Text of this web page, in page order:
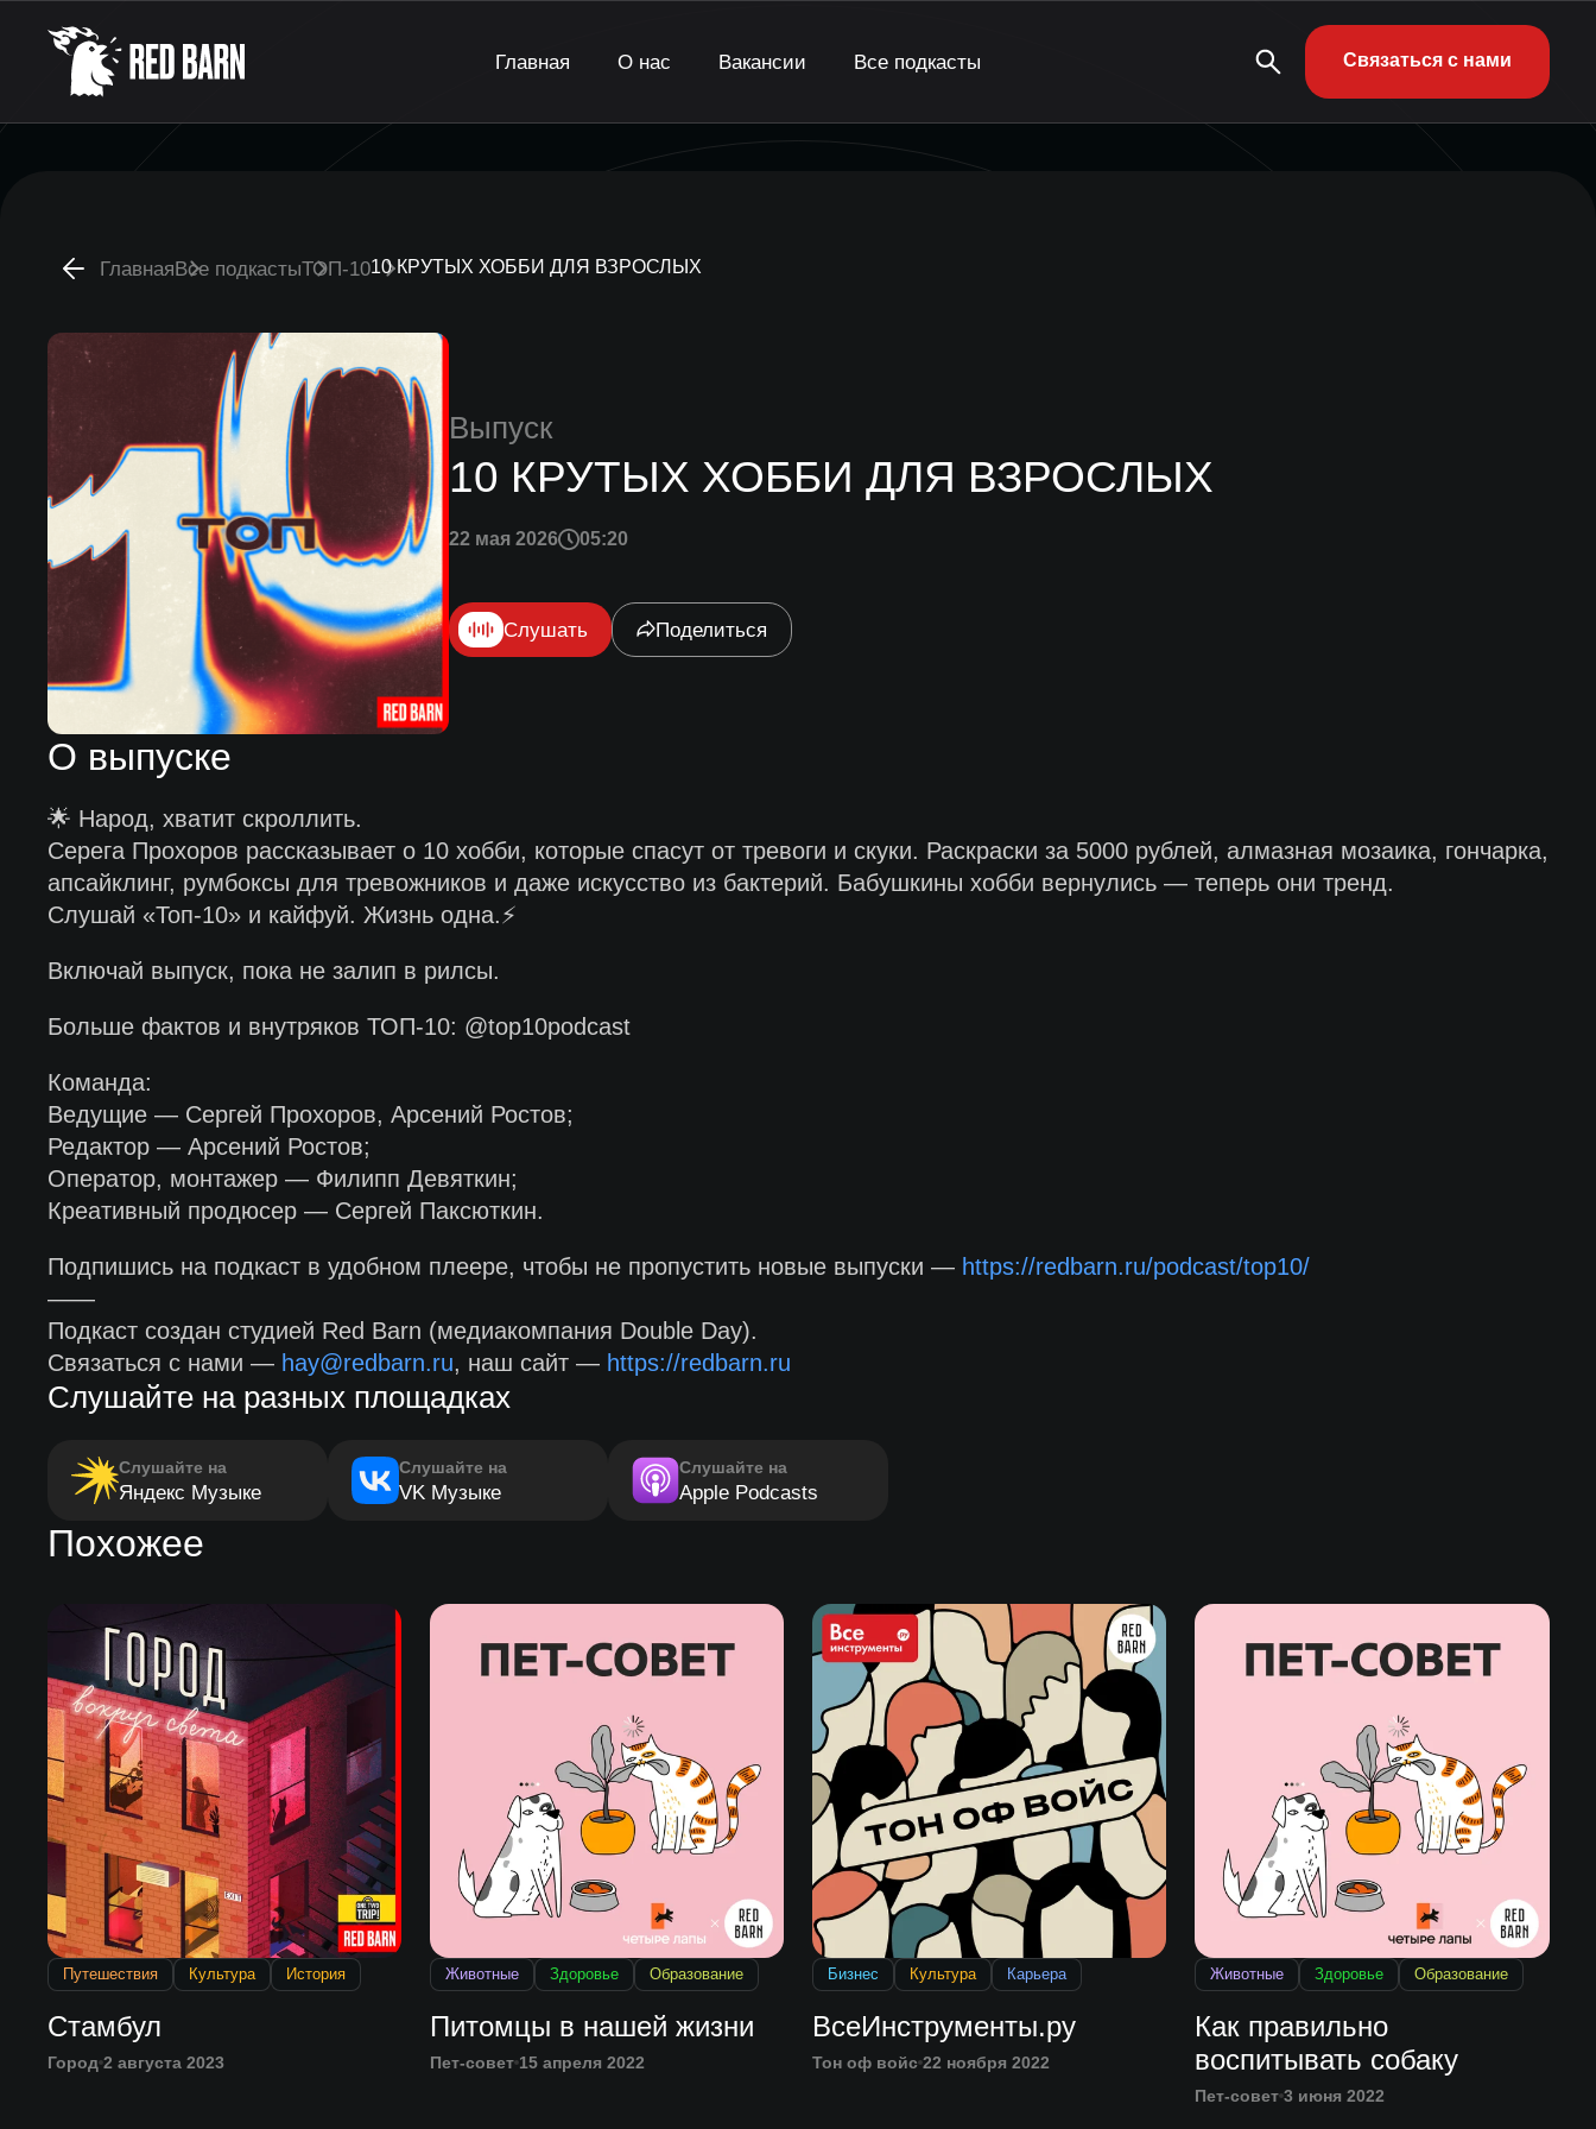
Главная О нас Вакансии Все подкасты Связаться с нами
ГлавнаяВсе подкастыТОП-1010 КРУТЫХ ХОББИ ДЛЯ ВЗРОСЛЫХ
Выпуск
10 КРУТЫХ ХОББИ ДЛЯ ВЗРОСЛЫХ
22 мая 2026 05:20
Слушать Поделиться
О выпуске
🌟 Народ, хватит скроллить.
Серега Прохоров рассказывает о 10 хобби, которые спасут от тревоги и скуки. Раскраски за 5000 рублей, алмазная мозаика, гончарка,
апсайклинг, румбоксы для тревожников и даже искусство из бактерий. Бабушкины хобби вернулись — теперь они тренд.
Слушай «Топ-10» и кайфуй. Жизнь одна.⚡️
Включай выпуск, пока не залип в рилсы.
Больше фактов и внутряков ТОП-10: @top10podcast
Команда:
Ведущие — Сергей Прохоров, Арсений Ростов;
Редактор — Арсений Ростов;
Оператор, монтажер — Филипп Девяткин;
Креативный продюсер — Сергей Паксюткин.
Подпишись на подкаст в удобном плеере, чтобы не пропустить новые выпуски — https://redbarn.ru/podcast/top10/
——
Подкаст создан студией Red Barn (медиакомпания Double Day).
Связаться с нами — hay@redbarn.ru, наш сайт — https://redbarn.ru
Слушайте на разных площадках
Слушайте на
Яндекс Музыке
Слушайте на
VK Музыке
Слушайте на
Apple Podcasts
Похожее
Путешествия Культура История
Стамбул
Город 2 августа 2023
Животные Здоровье Образование
Питомцы в нашей жизни
Пет-совет 15 апреля 2022
Бизнес Культура Карьера
ВсеИнструменты.ру
Тон оф войс 22 ноября 2022
Животные Здоровье Образование
Как правильно
воспитывать собаку
Пет-совет 3 июня 2022